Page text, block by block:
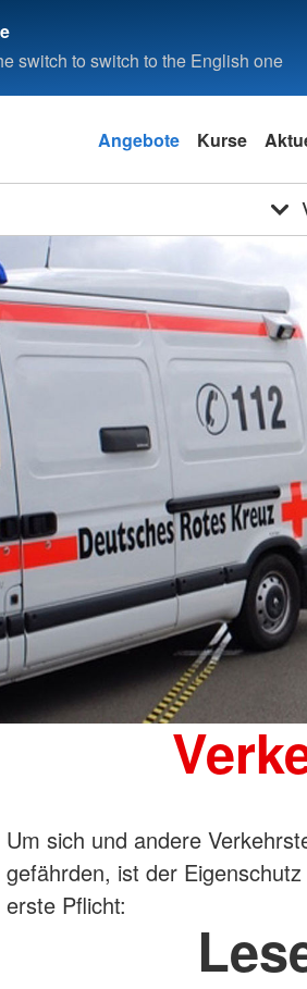
switch to switch to the English one
Angebote Kurse
Um sich und andere
gefährden, ist der
erste Pflicht: